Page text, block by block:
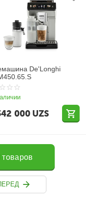
De'Longhi
000 UZS